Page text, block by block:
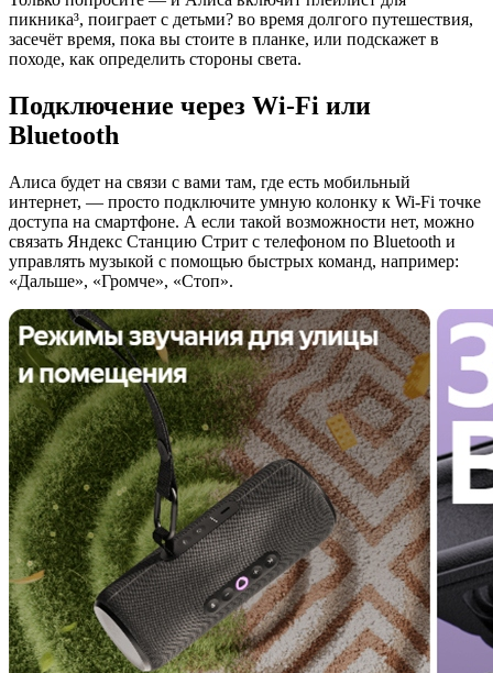
пикника³, поиграет с детьми? во время долгого путешествия,
засечёт время, пока вы стоите в планке, или подскажет в
походе, как определить стороны света.
Подключение через Wi-Fi или
Bluetooth
Алиса будет на связи с вами там, где есть мобильный
интернет, — просто подключите умную колонку к Wi-Fi точке
доступа на смартфоне. А если такой возможности нет, можно
связать Яндекс Станцию Стрит с телефоном по Bluetooth и
управлять музыкой с помощью быстрых команд, например:
«Дальше», «Громче», «Стоп».